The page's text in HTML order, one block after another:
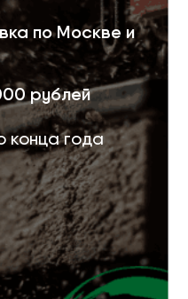
по Москве и
рублей
конца года